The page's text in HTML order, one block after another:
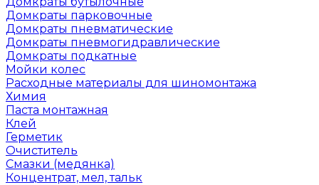
Домкраты парковочные
Домкраты пневматические
Домкраты пневмогидравлические
Домкраты подкатные
Мойки колес
Расходные материалы для шиномонтажа
Химия
Паста монтажная
Клей
Герметик
Очиститель
Смазки (медянка)
Концентрат, мел, тальк